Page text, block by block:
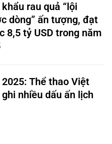
rau quả “lội
dòng” ấn tượng, đạt
8,5 tỷ USD trong năm
2025: Thể thao Việt
nhiều dấu ấn lịch